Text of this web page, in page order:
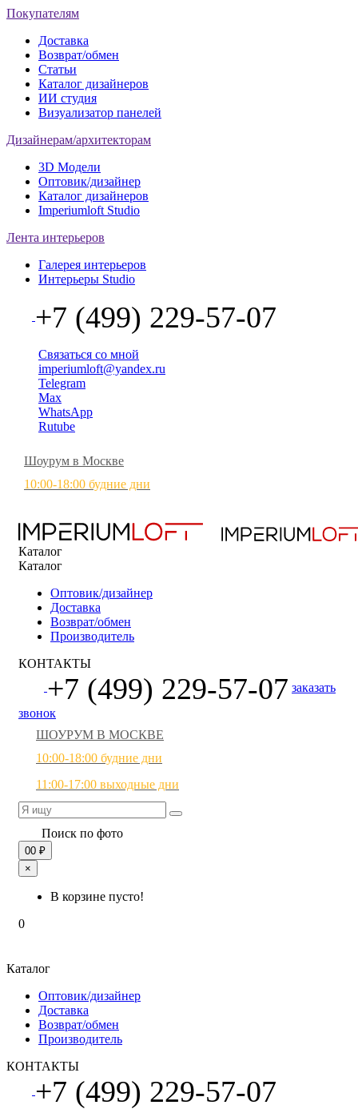
Покупателям
Доставка
Возврат/обмен
Статьи
Каталог дизайнеров
ИИ студия
Визуализатор панелей
Дизайнерам/архитекторам
3D Модели
Оптовик/дизайнер
Каталог дизайнеров
Imperiumloft Studio
Лента интерьеров
Галерея интерьеров
Интерьеры Studio
+7 (499) 229-57-07
Связаться со мной
imperiumloft@yandex.ru
Telegram
Max
WhatsApp
Rutube
Шоурум в Москве
10:00-18:00 будние дни
Каталог
Каталог
Оптовик/дизайнер
Доставка
Возврат/обмен
Производитель
КОНТАКТЫ
+7 (499) 229-57-07 заказать
звонок
ШОУРУМ В МОСКВЕ
10:00-18:00 будние дни
11:00-17:00 выходные дни
Поиск по фото
00 ₽
×
В корзине пусто!
0
Каталог
Оптовик/дизайнер
Доставка
Возврат/обмен
Производитель
КОНТАКТЫ
+7 (499) 229-57-07